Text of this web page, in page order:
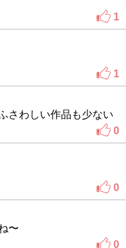
1
1
さわしい作品も少ない
0
0
〜
0